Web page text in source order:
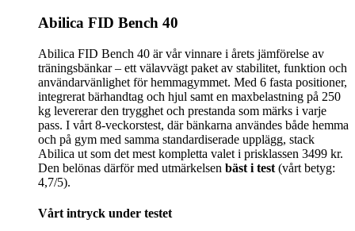
Abilica FID Bench 40
Abilica FID Bench 40 är vår vinnare i årets jämförelse av
träningsbänkar – ett välavvägt paket av stabilitet, funktion och
användarvänlighet för hemmagymmet. Med 6 fasta positioner,
integrerat bärhandtag och hjul samt en maxbelastning på 250
kg levererar den trygghet och prestanda som märks i varje
pass. I vårt 8-veckorstest, där bänkarna användes både hemma
och på gym med samma standardiserade upplägg, stack
Abilica ut som det mest kompletta valet i prisklassen 3499 kr.
Den belönas därför med utmärkelsen bäst i test (vårt betyg:
4,7/5).
Vårt intryck under testet